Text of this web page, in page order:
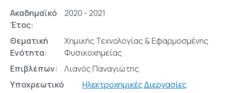
Ακαδημαϊκό
Έτος:
2020 - 2021
Θεματική
Ενότητα:
Χημικής Τεχνολογίας & Εφαρμοσμένης
Φυσικοχημείας
Επιβλέπων:
Λιανός Παναγιώτης
Υποχρεωτικό
Ηλεκτροχημικές Διεργασίες